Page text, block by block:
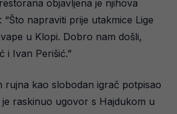
objavljena je njihova
napraviti prije utakmice Lige
u Klopi. Dobro nam došli,
i Ivan Perišić.”
rujna kao slobodan igrač potpisao
raskinuo ugovor s Hajdukom u